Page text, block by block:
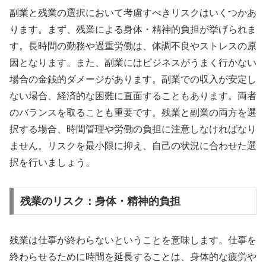
副業と残業の選択において考慮すべきリスクはいくつかあ
ります。まず、残業による身体・精神的負担が挙げられま
す。長時間の勤務や過重労働は、体調不良やストレスの原
因となります。また、副業にはビジネスがうまく行かない
場合の金銭的ダメージがあります。副業での収入が安定し
ない場合、経済的な困難に直面することもあります。両者
のバランスを取ることも重要です。残業と副業の両方を選
択する場合、時間管理や労働の負担に注意しなければなり
ません。リスクを最小限に抑え、自己の状況に合わせた選
択を行いましょう。
残業のリスク：身体・精神的負担
残業は仕事が終わらないということを意味します。仕事を
終わらせるために時間を延長することは、身体的な疲労や